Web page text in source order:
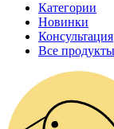
Категории
Новинки
Консультация
Все продукты